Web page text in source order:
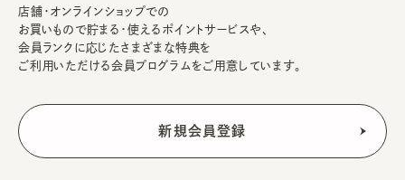
店舗・オンラインショップでの
お買いもので貯まる・使えるポイントサービスや、
会員ランクに応じたさまざまな特典を
ご利用いただける会員プログラムをご用意しています。